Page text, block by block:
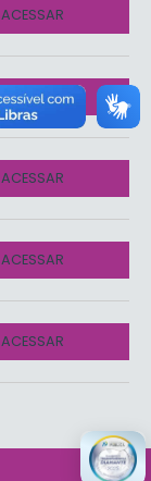
ACESSAR
ACESSAR
ACESSAR
ACESSAR
ACESSAR